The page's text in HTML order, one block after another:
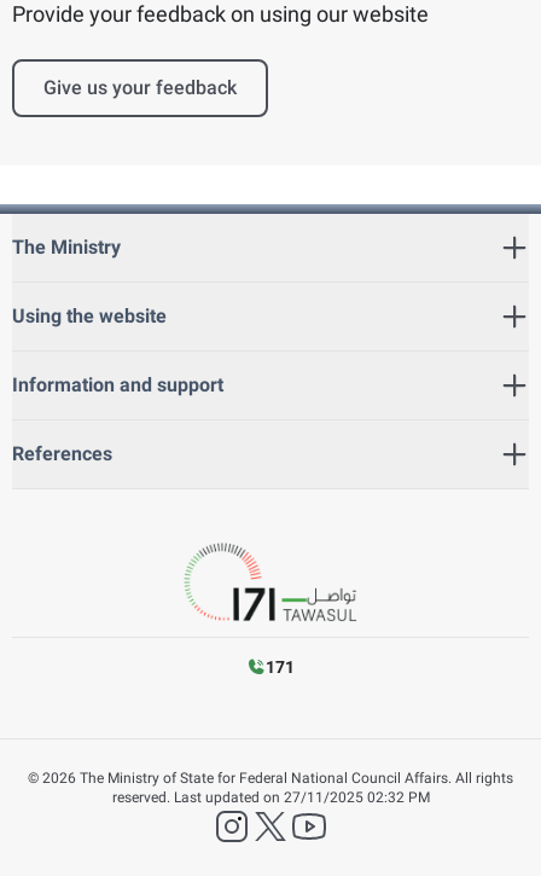
Provide your feedback on using our website
Give us your feedback
The Ministry
Using the website
Information and support
References
171
© 2026 The Ministry of State for Federal National Council Affairs. All rights
reserved. Last updated on 27/11/2025 02:32 PM
instagram
twitter